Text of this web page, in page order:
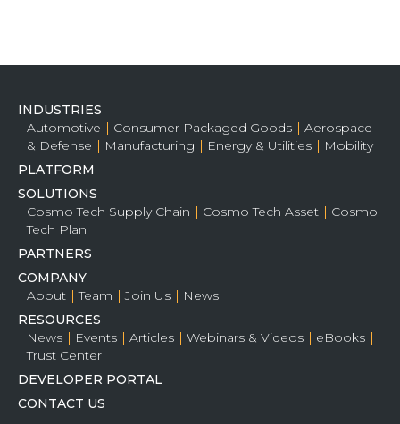
INDUSTRIES
Automotive
Consumer Packaged Goods
Aerospace
& Defense
Manufacturing Energy & Utilities
Mobility
PLATFORM
SOLUTIONS
Cosmo Tech Supply Chain
Cosmo Tech Asset
Cosmo
Tech Plan
PARTNERS
COMPANY
About
Team Join Us
News
RESOURCES
News
Events Articles Webinars & Videos
eBooks
Trust Center
DEVELOPER PORTAL
CONTACT US